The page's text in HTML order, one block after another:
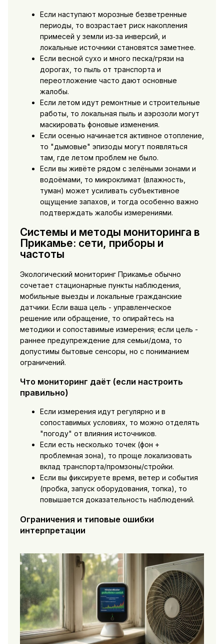
Если наступают морозные безветренные
периоды, то возрастает риск накопления
примесей у земли из‑за инверсий, и
локальные источники становятся заметнее.
Если весной сухо и много песка/грязи на
дорогах, то пыль от транспорта и
переотложение часто дают основные
жалобы.
Если летом идут ремонтные и строительные
работы, то локальная пыль и аэрозоли могут
маскировать фоновые изменения.
Если осенью начинается активное отопление,
то "дымовые" эпизоды могут появляться
там, где летом проблем не было.
Если вы живёте рядом с зелёными зонами и
водоёмами, то микроклимат (влажность,
туман) может усиливать субъективное
ощущение запахов, и тогда особенно важно
подтверждать жалобы измерениями.
Системы и методы мониторинга в
Прикамье: сети, приборы и
частоты
Экологический мониторинг Прикамье обычно
сочетает стационарные пункты наблюдения,
мобильные выезды и локальные гражданские
датчики. Если ваша цель - управленческое
решение или обращение, то опирайтесь на
методики и сопоставимые измерения; если цель -
раннее предупреждение для семьи/дома, то
допустимы бытовые сенсоры, но с пониманием
ограничений.
Что мониторинг даёт (если настроить
правильно)
Если измерения идут регулярно и в
сопоставимых условиях, то можно отделять
"погоду" от влияния источников.
Если есть несколько точек (фон +
проблемная зона), то проще локализовать
вклад транспорта/промзоны/стройки.
Если вы фиксируете время, ветер и события
(пробка, запуск оборудования, топка), то
повышается доказательность наблюдений.
Ограничения и типовые ошибки
интерпретации